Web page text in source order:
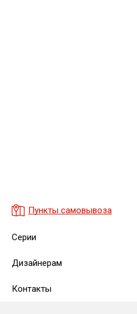
Пункты самовывоза
Серии
Дизайнерам
Контакты